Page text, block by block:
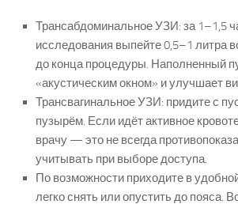
Трансабдоминальное УЗИ: за 1–1,5
исследования выпейте 0,5–1 литра
до конца процедуры. Наполненный
«акустическим окном» и улучшает
Трансвагинальное УЗИ: придите с
пузырём. Если идёт активное
врачу — это не всегда
учитывать при выборе доступа.
По возможности приходите в
легко снять или опустить до пояса.